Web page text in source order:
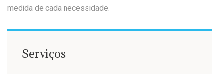
medida de cada necessidade.
Serviços